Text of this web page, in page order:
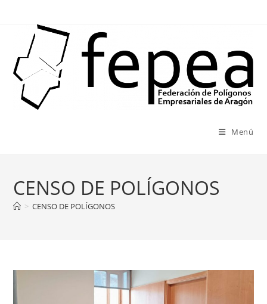
contenido
Menú
CENSO DE POLÍGONOS
> CENSO DE POLÍGONOS